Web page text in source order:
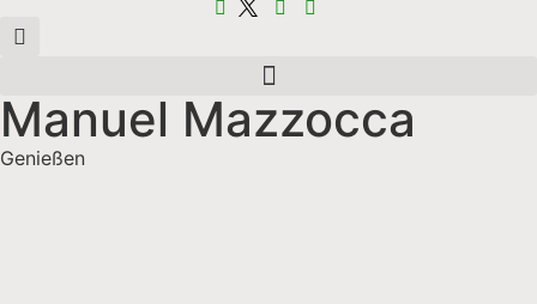
Manuel Mazzocca
Genießen